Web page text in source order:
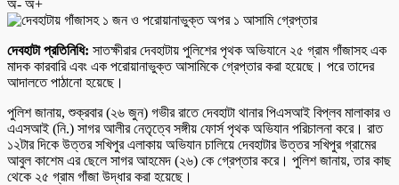
অ- অ+
দেবহাটা প্রতিনিধি: সাতক্ষীরার দেবহাটায় পুলিশের পৃথক অভিযানে ২৫ গ্রাম গাঁজাসহ এক
মাদক কারবারি এবং এক পরোয়ানাভুক্ত আসামিকে গ্রেপ্তার করা হয়েছে। পরে তাদের
আদালতে পাঠানো হয়েছে।
পুলিশ জানায়, শুক্রবার (২৬ জুন) গভীর রাতে দেবহাটা থানার পিএসআই বিপ্লব মালাকার ও
এএসআই (নি.) সাগর আলীর নেতৃত্বে সঙ্গীয় ফোর্স পৃথক অভিযান পরিচালনা করে। রাত
১২টার দিকে উত্তর সখিপুর এলাকায় অভিযান চালিয়ে দেবহাটার উত্তর সখিপুর গ্রামের
আবুল কাশেম এর ছেলে সাগর আহমেদ (২৬) কে গ্রেপ্তার করে। পুলিশ জানায়, তার কাছ
থেকে ২৫ গ্রাম গাঁজা উদ্ধার করা হয়েছে।